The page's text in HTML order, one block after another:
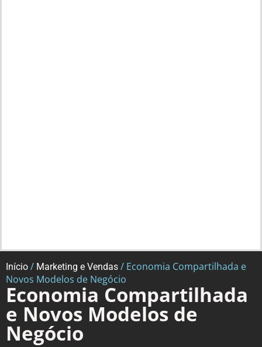
Início / Marketing e Vendas / Economia Compartilhada e
Novos Modelos de Negócio
Economia Compartilhada
e Novos Modelos de
Negócio